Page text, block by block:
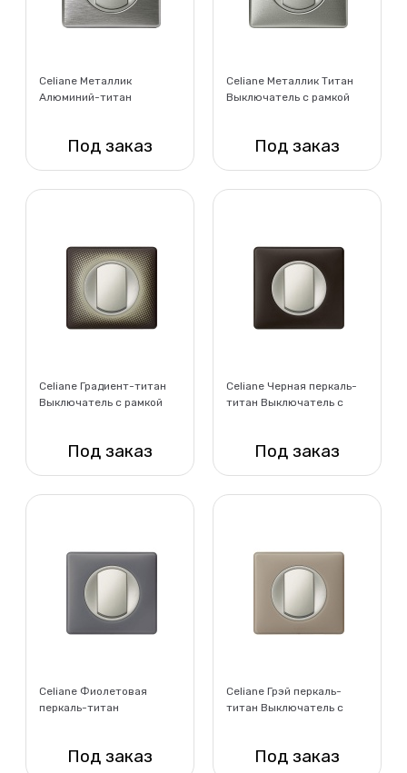
Celiane Металлик
Алюминий-титан
Под заказ
Нет в наличии
Celiane Металлик Титан
Выключатель с рамкой
Под заказ
Нет в наличии
Celiane Градиент-титан
Выключатель с рамкой
Под заказ
Нет в наличии
Celiane Черная перкаль-
титан Выключатель с
Под заказ
Нет в наличии
Celiane Фиолетовая
перкаль-титан
Под заказ
Celiane Грэй перкаль-
титан Выключатель с
Под заказ